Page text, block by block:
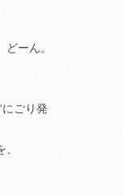
ーん。
ごり発